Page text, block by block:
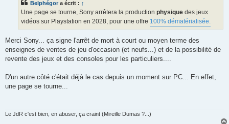
Belphégor a écrit : ↑
Une page se tourne, Sony arrêtera la production physique des jeux
vidéos sur Playstation en 2028, pour une offre 100% dématérialisée.
Merci Sony... ça signe l'arrêt de mort à court ou moyen terme des
enseignes de ventes de jeu d'occasion (et neufs...) et de la possibilité de
revente des jeux et des consoles pour les particuliers....
D'un autre côté c'était déjà le cas depuis un moment sur PC... En effet,
une page se tourne...
Le JdR c'est bien, en abuser, ça craint (Mireille Dumas ?...)